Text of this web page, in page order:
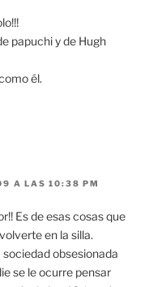
papuchi y de Hugh
él.
A LAS 10:38 PM
Es de esas cosas que
en la silla.
obsesionada
se le ocurre pensar